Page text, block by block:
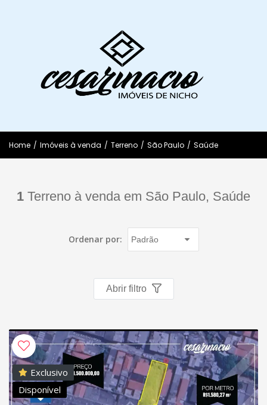
Home / Imóveis à venda / Terreno / São Paulo / Saúde
1 Terreno à venda em São Paulo, Saúde
Ordenar por:
Abrir filtro
Exclusivo
Disponível